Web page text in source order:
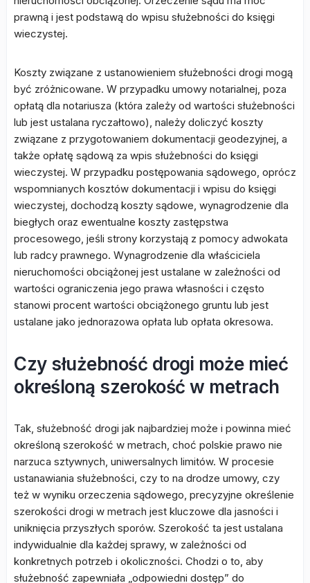
prawną i jest podstawą do wpisu służebności do księgi
wieczystej.
Koszty związane z ustanowieniem służebności drogi mogą
być zróżnicowane. W przypadku umowy notarialnej, poza
opłatą dla notariusza (która zależy od wartości służebności
lub jest ustalana ryczałtowo), należy doliczyć koszty
związane z przygotowaniem dokumentacji geodezyjnej, a
także opłatę sądową za wpis służebności do księgi
wieczystej. W przypadku postępowania sądowego, oprócz
wspomnianych kosztów dokumentacji i wpisu do księgi
wieczystej, dochodzą koszty sądowe, wynagrodzenie dla
biegłych oraz ewentualne koszty zastępstwa
procesowego, jeśli strony korzystają z pomocy adwokata
lub radcy prawnego. Wynagrodzenie dla właściciela
nieruchomości obciążonej jest ustalane w zależności od
wartości ograniczenia jego prawa własności i często
stanowi procent wartości obciążonego gruntu lub jest
ustalane jako jednorazowa opłata lub opłata okresowa.
Czy służebność drogi może mieć
określoną szerokość w metrach
Tak, służebność drogi jak najbardziej może i powinna mieć
określoną szerokość w metrach, choć polskie prawo nie
narzuca sztywnych, uniwersalnych limitów. W procesie
ustanawiania służebności, czy to na drodze umowy, czy
też w wyniku orzeczenia sądowego, precyzyjne określenie
szerokości drogi w metrach jest kluczowe dla jasności i
uniknięcia przyszłych sporów. Szerokość ta jest ustalana
indywidualnie dla każdej sprawy, w zależności od
konkretnych potrzeb i okoliczności. Chodzi o to, aby
służebność zapewniała „odpowiedni dostęp” do